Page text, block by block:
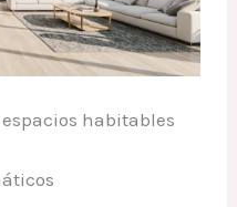
habitables